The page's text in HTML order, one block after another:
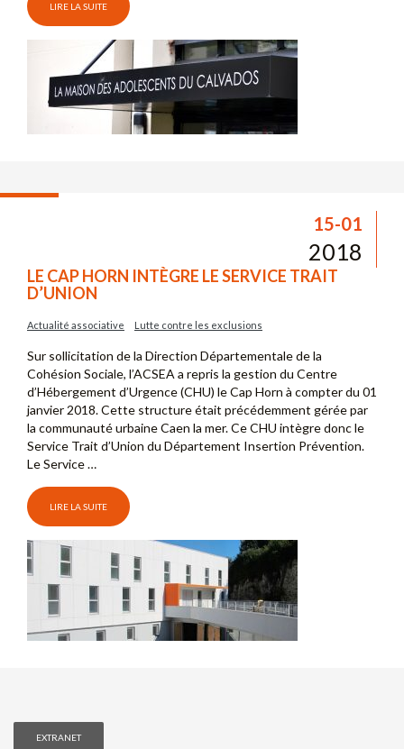
LIRE LA SUITE
15-01
2018
LE CAP HORN INTÈGRE LE SERVICE TRAIT
D’UNION
Actualité associative Lutte contre les exclusions
Sur sollicitation de la Direction Départementale de la
Cohésion Sociale, l’ACSEA a repris la gestion du Centre
d’Hébergement d’Urgence (CHU) le Cap Horn à compter du 01
janvier 2018. Cette structure était précédemment gérée par
la communauté urbaine Caen la mer. Ce CHU intègre donc le
Service Trait d’Union du Département Insertion Prévention.
Le Service …
LIRE LA SUITE
EXTRANET